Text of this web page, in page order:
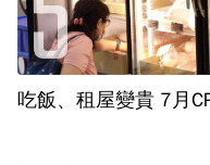
吃飯、租屋變貴 7月